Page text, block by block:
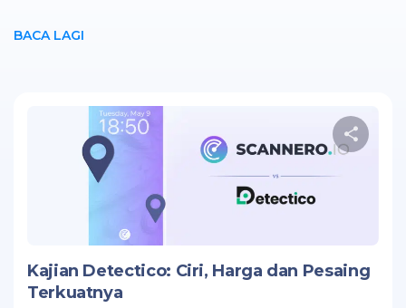
BACA LAGI
Kajian Detectico: Ciri, Harga dan Pesaing
Terkuatnya